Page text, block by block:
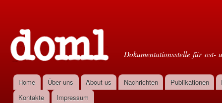
Dokumentationsstelle für ost-
Hauptmenü
Home Über uns About us Nachrichten Publikationen
Kontakte
Impressum